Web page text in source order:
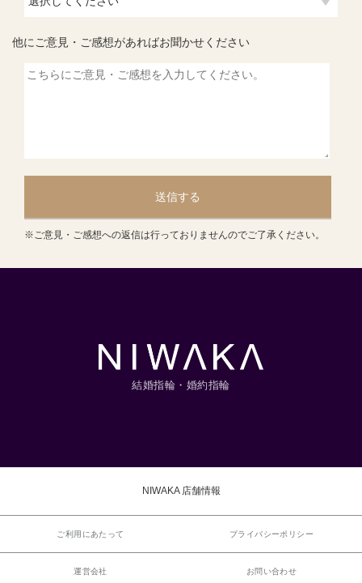
他にご意見・ご感想があればお聞かせください
送信する
※ご意見・ご感想への返信は行っておりませんのでご了承ください。
結婚指輪・婚約指輪
NIWAKA 店舗情報
ご利用にあたって プライバシーポリシー
運営会社 お問い合わせ